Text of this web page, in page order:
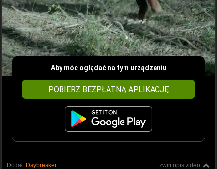
Aby móc oglądać na tym urządzeniu
POBIERZ BEZPŁATNĄ APLIKACJĘ
zwiń opis video
Dodał: Daybreaker